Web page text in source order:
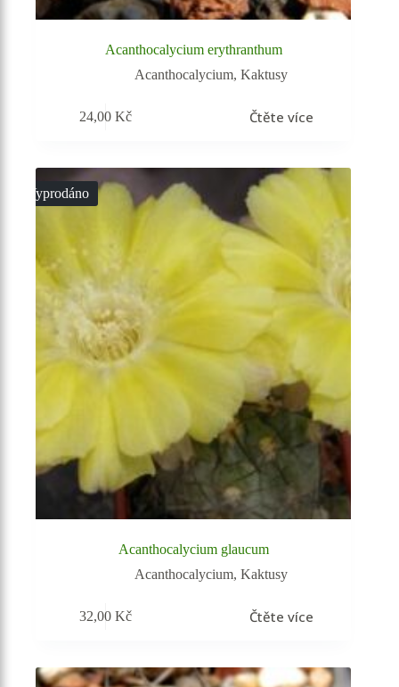
Acanthocalycium erythranthum
Acanthocalycium,Kaktusy
24,00Kč Čtěte více
Vyprodáno
Acanthocalycium glaucum
Acanthocalycium,Kaktusy
32,00Kč Čtěte více